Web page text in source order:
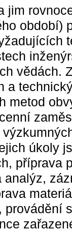
jim
období)
vědách.
a
metod
úkoly
příprava
analýz,
provádění